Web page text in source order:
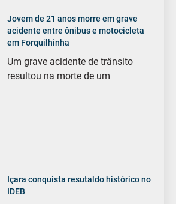
Jovem de 21 anos morre em grave
acidente entre ônibus e motocicleta
em Forquilhinha
Um grave acidente de trânsito
resultou na morte de um
Içara conquista resutaldo histórico no
IDEB